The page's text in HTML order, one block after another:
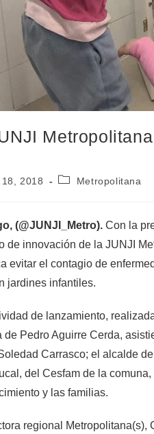
2018 Metropolitana
(@JUNJI_Metro). Con la
de innovación de la JUNJI
evitar el contagio de
jardines infantiles.
de lanzamiento,
de Pedro Aguirre Cerda,
Carrasco; el alcalde
del Cesfam de la
y las familias.
regional